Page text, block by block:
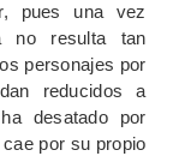
pues una vez
no resulta tan
personajes por
reducidos a
desatado por
por su propio